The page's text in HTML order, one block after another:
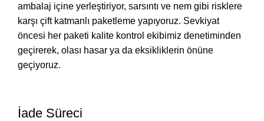
ambalaj içine yerleştiriyor, sarsıntı ve nem gibi risklere
karşı çift katmanlı paketleme yapıyoruz. Sevkiyat
öncesi her paketi kalite kontrol ekibimiz denetiminden
geçirerek, olası hasar ya da eksikliklerin önüne
geçiyoruz.
İade Süreci